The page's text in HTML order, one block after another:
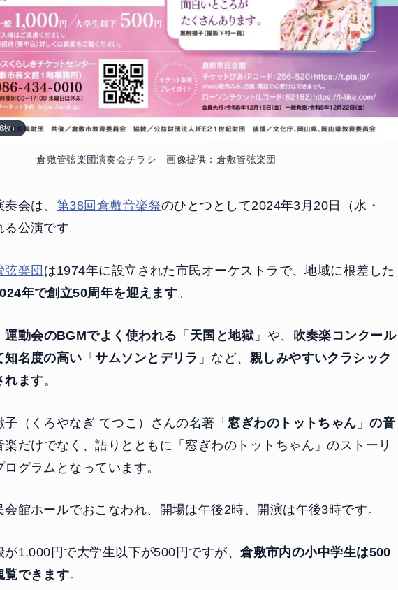
枚）
倉敷管弦楽団演奏会チラシ 画像提供：倉敷管弦楽団
会は、 第38回倉敷音楽祭のひとつとして2024年3月20日（水・
公演です。
弦楽団 は1974年に設立された市民オーケストラで、地域に根差した
年で創立50周年を迎えます。
運動会のBGMでよく使われる 「 天国と地獄 」や、 吹奏楽コンクール
知名度の高い 「サムソンとデリラ 」など、 親しみやすいクラシック
れます。
（くろやなぎ てつこ）さんの名著「 窓ぎわのトットちゃん 」の音
楽だけでなく、語りとともに「窓ぎわのトットちゃん」のストーリ
グラムとなっています。
館ホールでおこなわれ、開場は午後2時、開演は午後3時です。
が1,000円で大学生以下が500円ですが、倉敷市内の小中学生は500
覧できます。